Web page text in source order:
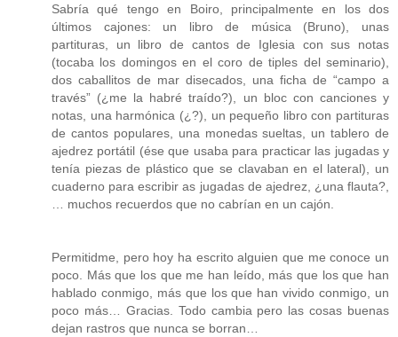
Sabría qué tengo en Boiro, principalmente en los dos
últimos cajones: un libro de música (Bruno), unas
partituras, un libro de cantos de Iglesia con sus notas
(tocaba los domingos en el coro de tiples del seminario),
dos caballitos de mar disecados, una ficha de “campo a
través” (¿me la habré traído?), un bloc con canciones y
notas, una harmónica (¿?), un pequeño libro con partituras
de cantos populares, una monedas sueltas, un tablero de
ajedrez portátil (ése que usaba para practicar las jugadas y
tenía piezas de plástico que se clavaban en el lateral), un
cuaderno para escribir as jugadas de ajedrez, ¿una flauta?,
… muchos recuerdos que no cabrían en un cajón.
Permitidme, pero hoy ha escrito alguien que me conoce un
poco. Más que los que me han leído, más que los que han
hablado conmigo, más que los que han vivido conmigo, un
poco más… Gracias. Todo cambia pero las cosas buenas
dejan rastros que nunca se borran…